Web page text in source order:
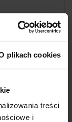
plikach cookies
treści
i
o